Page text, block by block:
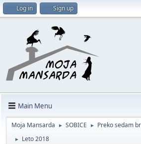
Log in Sign up
Main Menu
Moja Mansarda ► SOBICE ► Preko sedam
► Leto 2018